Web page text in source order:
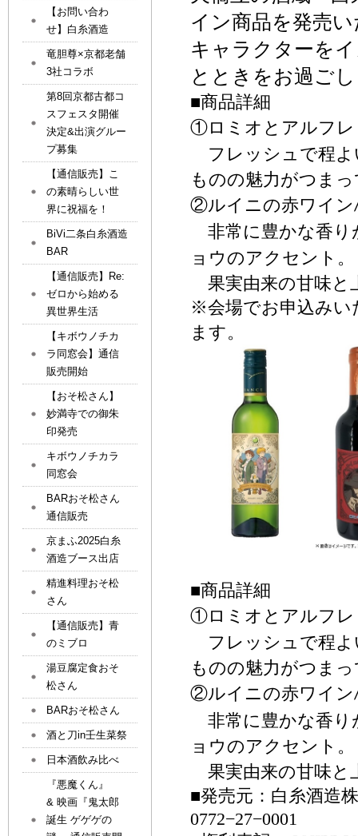
イン商品を発売
キャラクターを
とときをお過ご
■商品詳細
①ロミオとアルフ
フレッシュで程よ
ものの魅力がつま
②ルイニの赤ワイン
非常に豊かな香り
ョウのアクセント。
果実由来の甘味と
※会場でお申込み
ます。
■商品詳細
①ロミオとアルフ
フレッシュで程よ
ものの魅力がつま
②ルイニの赤ワイン
非常に豊かな香り
ョウのアクセント。
果実由来の甘味と
■発売元：白糸酒造
0772−27−0001
【お問い合わ
せ】白糸酒造
竜胆尊×京都老舗
3社コラボ
第8回京都古都コ
スフェスタ開催
決定&出演グルー
プ募集
【通信販売】こ
の素晴らしい世
界に祝福を！
BiVi二条白糸酒造
BAR
【通信販売】Re:
ゼロから始める
異世界生活
【キボウノチカ
ラ同窓会】通信
販売開始
【おそ松さん】
妙満寺での御朱
印発売
キボウノチカラ
同窓会
BARおそ松さん
通信販売
京まふ2025白糸
酒造ブース出店
精進料理おそ松
さん
【通信販売】青
のミブロ
湯豆腐定食おそ
松さん
BARおそ松さん
酒と刀in壬生菜祭
日本酒飲み比べ
『悪魔くん』
& 映画『鬼太郎
誕生 ゲゲゲの